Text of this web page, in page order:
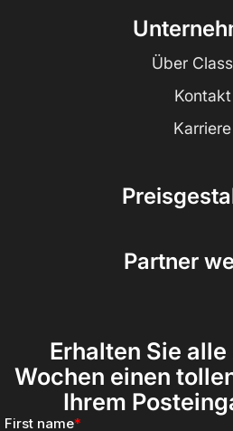
Über
Kontakt
Karriere
Partner
Erhalten Sie alle
Wochen einen
Ihrem